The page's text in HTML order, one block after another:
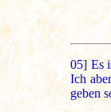
05] Es
Ich
geben